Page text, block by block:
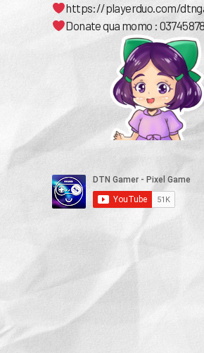
https://playerduo.com/
Donate qua momo :